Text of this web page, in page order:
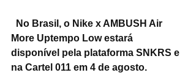
No Brasil, o Nike x AMBUSH Air
More Uptempo Low estará
disponível pela plataforma SNKRS e
na Cartel 011 em 4 de agosto.